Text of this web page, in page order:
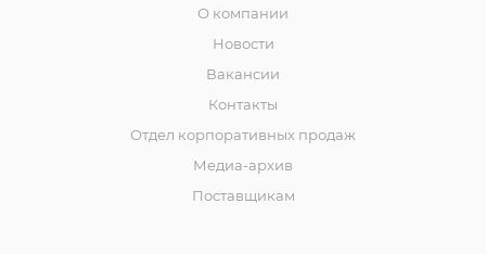
О компании
Новости
Вакансии
Контакты
Отдел корпоративных продаж
Медиа-архив
Поставщикам